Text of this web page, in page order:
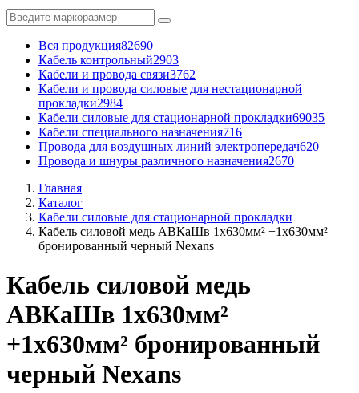
Вся продукция82690
Кабель контрольный2903
Кабели и провода связи3762
Кабели и провода силовые для нестационарной
прокладки2984
Кабели силовые для стационарной прокладки69035
Кабели специального назначения716
Провода для воздушных линий электропередач620
Провода и шнуры различного назначения2670
Главная
Каталог
Кабели силовые для стационарной прокладки
Кабель силовой медь АВКаШв 1x630мм² +1x630мм²
бронированный черный Nexans
Кабель силовой медь
АВКаШв 1x630мм²
+1x630мм² бронированный
черный Nexans